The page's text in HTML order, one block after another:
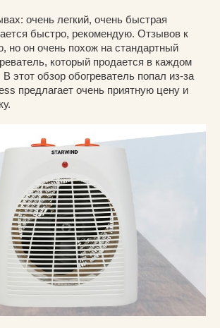
очень легкий, очень быстрая
быстро, рекомендую. Отзывов к
но он очень похож на стандартный
который продается в каждом
этот обзор обогреватель попал из-за
предлагает очень приятную цену и